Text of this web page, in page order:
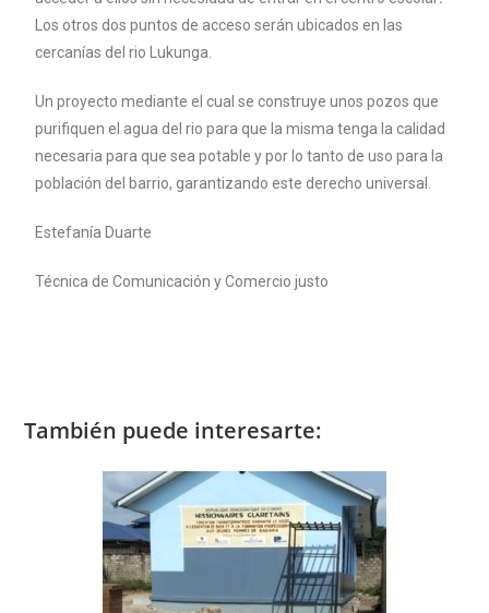
Los otros dos puntos de acceso serán ubicados en las
cercanías del rio Lukunga.
Un proyecto mediante el cual se construye unos pozos que
purifiquen el agua del rio para que la misma tenga la calidad
necesaria para que sea potable y por lo tanto de uso para la
población del barrio, garantizando este derecho universal.
Estefanía Duarte
Técnica de Comunicación y Comercio justo
También puede interesarte: